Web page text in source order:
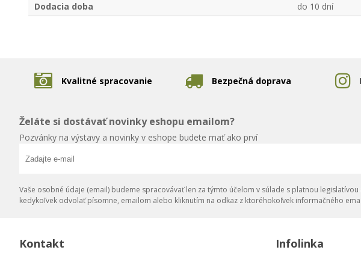
Dodacia doba
do 10 dní
Kvalitné spracovanie Bezpečná doprava
Želáte si dostávať novinky eshopu emailom?
Pozvánky na výstavy a novinky v eshope budete mať ako prví
Vaše osobné údaje (email) budeme spracovávať len za týmto účelom v súlade s platnou
kedykoľvek odvolať písomne, emailom alebo kliknutím na odkaz z ktoréhokoľvek informačného
Kontakt Infolinka